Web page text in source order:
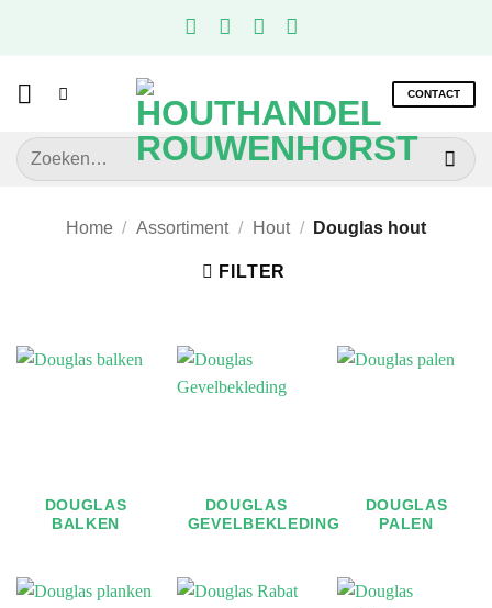
CONTACT
Zoeken
naar:
Home / Assortiment / Hout / Douglas hout
FILTER
DOUGLAS
BALKEN
DOUGLAS
GEVELBEKLEDING
DOUGLAS
PALEN